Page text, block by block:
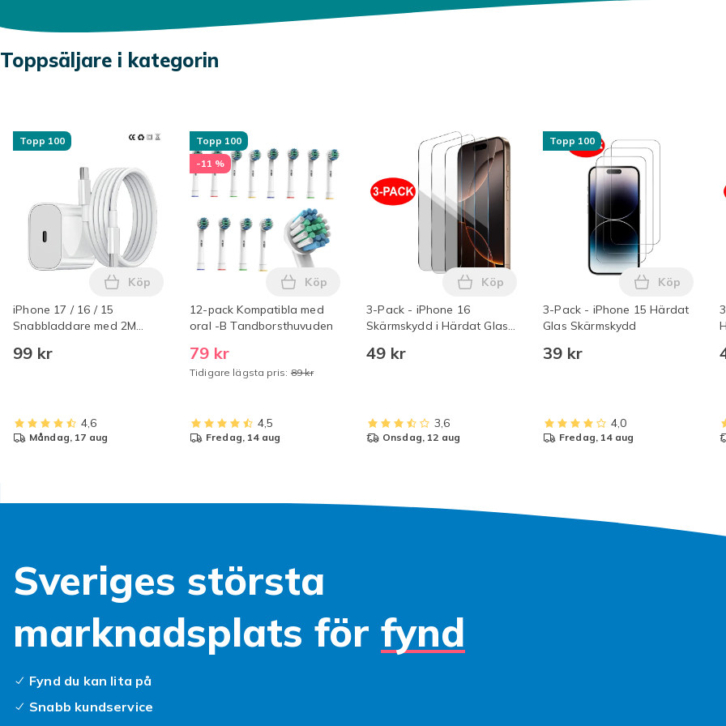
Toppsäljare i kategorin
Topp 100
iPhone 17 / 16 / 15
Snabbladdare med 2M
99 kr
Lägg till iPhone 17 / 16 / 15 Snabbladdare med 2M USB-C till USB-C kabel Vit i varukorgen
Köp
4,6
måndag, 17 aug
Topp 100
-11 %
12-pack Kompatibla med
oral -B Tandborsthuvuden
79 kr
Tidigare lägsta pris: 89 kr
Lägg till 12-pack Kompatibla med oral -B Tandborsthuvuden i varukorgen
Köp
4,5
fredag, 14 aug
3-Pack - iPhone 16
Skärmskydd i Härdat Glas
49 kr
Lägg till 3-Pack - iPhone 16 Skärmskydd
Köp
3,6
onsdag, 12 aug
Topp 100
3-Pack - iPhone 15 Härdat
Glas Skärmskydd
39 kr
Lägg till 3-
Köp
4,0
fredag, 14 aug
Sveriges största
marknadsplats för fynd
Fynd du kan lita på
Snabb kundservice